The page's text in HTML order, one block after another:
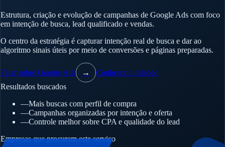
Estrutura, criação e evolução de campanhas de Google Ads com foco
em intenção de busca, lead qualificado e vendas.
O centro da estratégia é capturar intenção real de busca e dar ao
algoritmo sinais úteis por meio de conversões e páginas preparadas.
Falar sobre Google Ads →
Conhecer o método
Resultados buscados
—Mais buscas com perfil de compra
—Campanhas organizadas por intenção e oferta
—Controle melhor sobre CPA e qualidade do lead
Empresas que procuram este serviço